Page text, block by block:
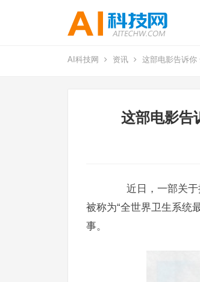
AI科技网 资讯 这部电影告诉你
这部电影告
近日，一部关于抗
被称为“全世界卫生系统
事。